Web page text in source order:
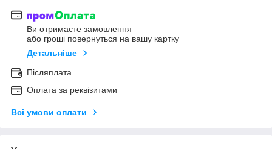
Ви отримаєте замовлення
або гроші повернуться на вашу картку
Детальніше
Післяплата
Оплата за реквізитами
Всі умови оплати